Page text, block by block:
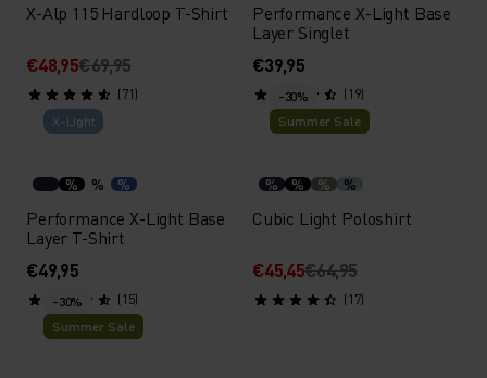
X-Alp 115 Hardloop T-Shirt
€48,95€69,95
(71)
Performance X-Light Base
Layer Singlet
€39,95
(19)
X-Light
% % %
Performance X-Light Base
Layer T-Shirt
€49,95
(15)
-30%
Summer Sale
% % % %
Cubic Light Poloshirt
€45,45€64,95
(17)
-30%
Summer Sale